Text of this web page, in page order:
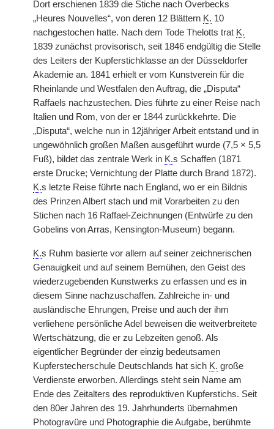
Dort erschienen 1839 die Stiche nach Overbecks
„Heures Nouvelles“, von deren 12 Blättern K. 10
nachgestochen hatte. Nach dem Tode Thelotts trat K.
1839 zunächst provisorisch, seit 1846 endgültig die Stelle
des Leiters der Kupferstichklasse an der Düsseldorfer
Akademie an. 1841 erhielt er vom Kunstverein für die
Rheinlande und Westfalen den Auftrag, die „Disputa“
Raffaels nachzustechen. Dies führte zu einer Reise nach
Italien und Rom, von der er 1844 zurückkehrte. Die
„Disputa“, welche nun in 12jähriger Arbeit entstand und in
ungewöhnlich großen Maßen ausgeführt wurde (7,5 × 5,5
Fuß), bildet das zentrale Werk in K.s Schaffen (1871
erste Drucke; Vernichtung der Platte durch Brand 1872).
K.s letzte Reise führte nach England, wo er ein Bildnis
des Prinzen Albert stach und mit Vorarbeiten zu den
Stichen nach 16 Raffael-Zeichnungen (Entwürfe zu den
Gobelins von Arras, Kensington-Museum) begann.
K.s Ruhm basierte vor allem auf seiner zeichnerischen
Genauigkeit und auf seinem Bemühen, den Geist des
wiederzugebenden Kunstwerks zu erfassen und es in
diesem Sinne nachzuschaffen. Zahlreiche in- und
ausländische Ehrungen, Preise und auch der ihm
verliehene persönliche Adel beweisen die weitverbreitete
Wertschätzung, die er zu Lebzeiten genoß. Als
eigentlicher Begründer der einzig bedeutsamen
Kupferstecherschule Deutschlands hat sich K. große
Verdienste erworben. Allerdings steht sein Name am
Ende des Zeitalters des reproduktiven Kupferstichs. Seit
den 80er Jahren des 19. Jahrhunderts übernahmen
Photogravüre und Photographie die Aufgabe, berühmte